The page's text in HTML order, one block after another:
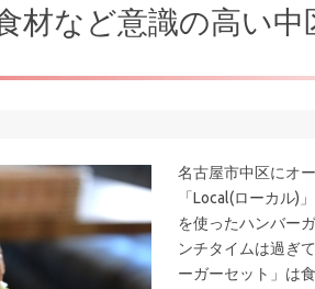
材など意識の高い
名古屋市中区にオ
「Local(ローカル)
を使ったハンバー
ンチタイムは過ぎ
ーガーセット」は